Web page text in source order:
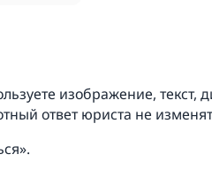
изображение,
ответ юриста не